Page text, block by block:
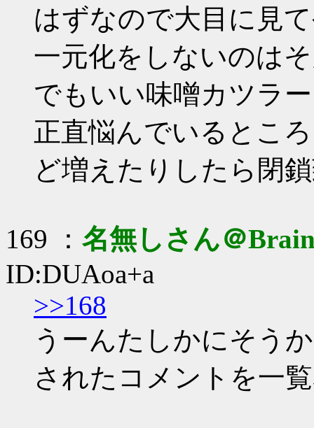
はずなので大目に見
一元化をしないのは
でもいい味噌カツラ
正直悩んでいるとこ
ど増えたりしたら閉
169 ： 名無しさん＠
ID:DUAoa+a
>>168
うーんたしかにそう
されたコメントを一